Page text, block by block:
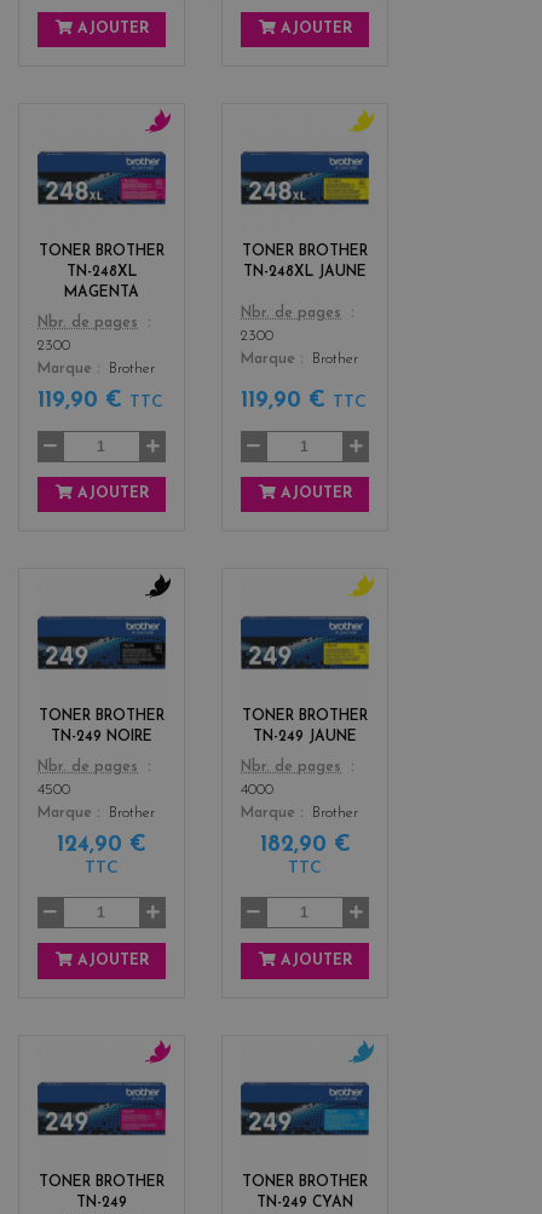
AJOUTER AJOUTER
TONER BROTHER
TN-248XL
MAGENTA
Color
m
a
g
n
Nbr. de pages
2300
Marque
Brother
119,90 € TTC
AJOUTER
TONER BROTHER
TN-248XL JAUNE
Color
y
e
o
w
Nbr. de pages
2300
Marque
Brother
119,90 € TTC
AJOUTER
TONER BROTHER
TN-249 NOIRE
Color
b
l
a
k
Nbr. de pages
4500
Marque
Brother
124,90 €
TTC
AJOUTER
TONER BROTHER
TN-249 JAUNE
Color
y
e
l
o
w
Nbr. de pages
4000
Marque
Brother
182,90 €
TTC
AJOUTER
TONER BROTHER
TN-249
m
a
g
n
TONER BROTHER
TN-249 CYAN
c
y
a